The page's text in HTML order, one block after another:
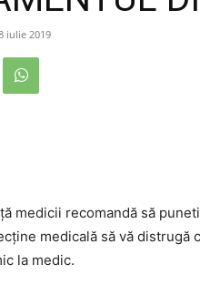
iulie 2019
medicii recomandă să
medicală să vă
la medic.